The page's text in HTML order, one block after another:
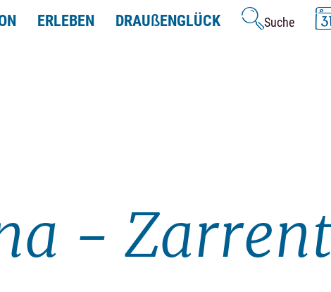
ERLEBEN DRAUßENGLÜCK Suche
-